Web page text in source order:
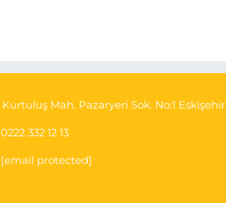
Kurtuluş Mah. Pazaryeri Sok. No:1 Eskişehir
0222 332 12 13
[email protected]